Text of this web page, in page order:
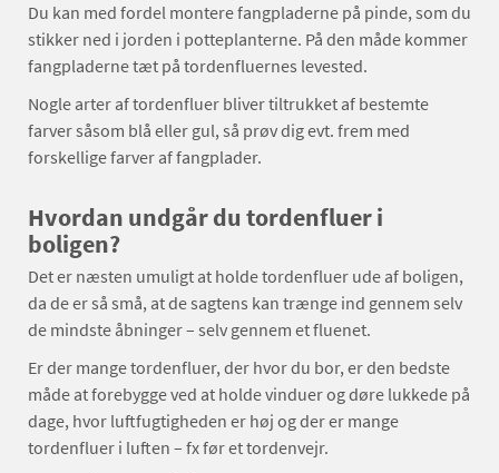
Du kan med fordel montere fangpladerne på pinde, som du
stikker ned i jorden i potteplanterne. På den måde kommer
fangpladerne tæt på tordenfluernes levested.
Nogle arter af tordenfluer bliver tiltrukket af bestemte
farver såsom blå eller gul, så prøv dig evt. frem med
forskellige farver af fangplader.
Hvordan undgår du tordenfluer i
boligen?
Det er næsten umuligt at holde tordenfluer ude af boligen,
da de er så små, at de sagtens kan trænge ind gennem selv
de mindste åbninger – selv gennem et fluenet.
Er der mange tordenfluer, der hvor du bor, er den bedste
måde at forebygge ved at holde vinduer og døre lukkede på
dage, hvor luftfugtigheden er høj og der er mange
tordenfluer i luften – fx før et tordenvejr.